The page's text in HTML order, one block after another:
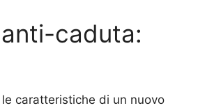
caduta:
caratteristiche di un nuovo